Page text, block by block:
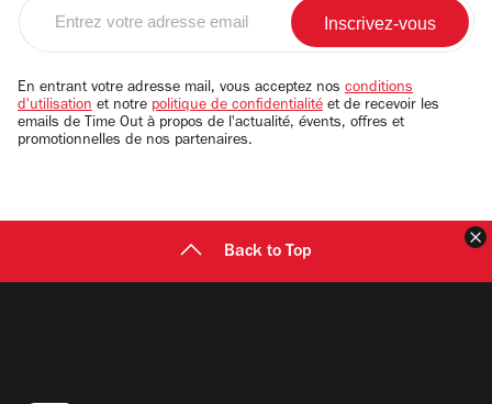
email
En entrant votre adresse mail, vous acceptez nos conditions
d'utilisation et notre politique de confidentialité et de recevoir les
emails de Time Out à propos de l'actualité, évents, offres et
promotionnelles de nos partenaires.
Back to Top